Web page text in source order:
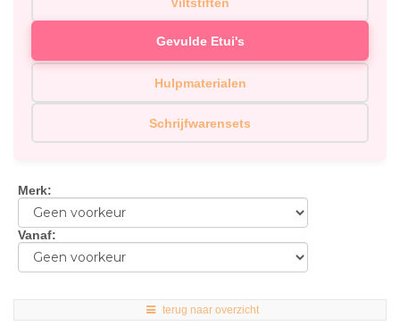
Gevulde Etui's
Hulpmaterialen
Schrijfwarensets
Merk:
Vanaf:
terug naar overzicht